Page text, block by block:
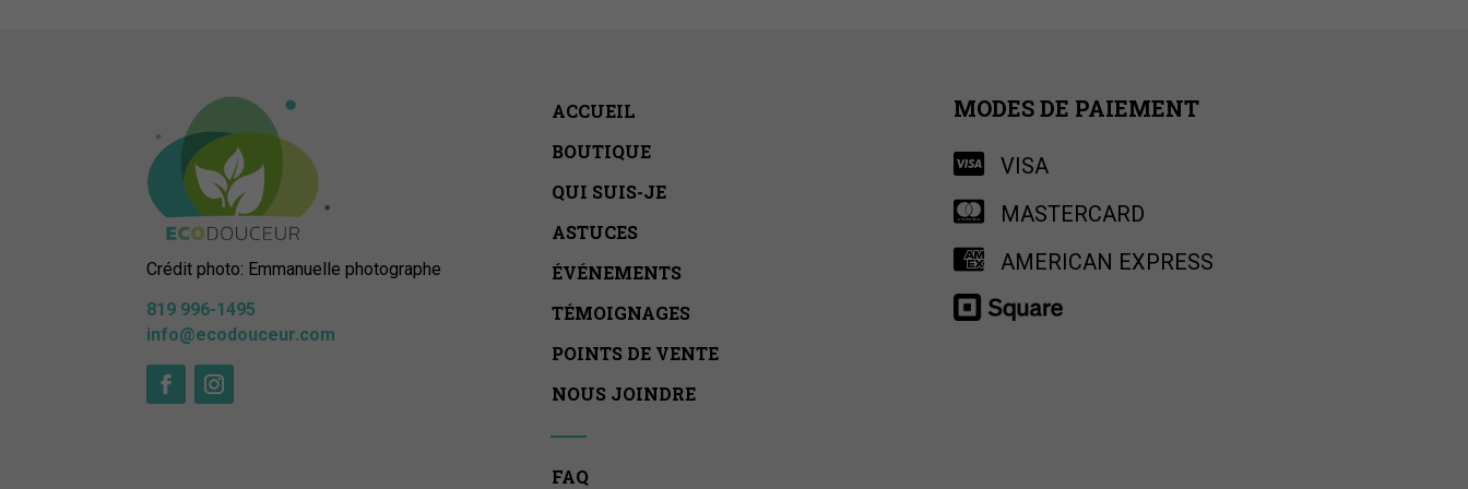
Crédit photo: Emmanuelle photographe
819 996-1495
info@ecodouceur.com
ACCUEIL
BOUTIQUE
QUI SUIS-JE
ASTUCES
ÉVÉNEMENTS
TÉMOIGNAGES
POINTS DE VENTE
NOUS JOINDRE
FAQ
MODES DE PAIEMENT
VISA
MASTERCARD
AMERICAN EXPRESS